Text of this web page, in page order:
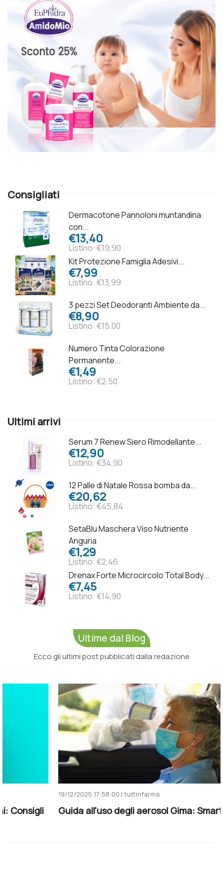
Consigliati
Dermacotone Pannoloni muntandina
con...
€13,40
Listino: €19,90
Kit Protezione Famiglia Adesivi...
€7,99
Listino: €13,99
3 pezzi Set Deodoranti Ambiente da...
€8,90
Listino: €15,00
Numero Tinta Colorazione
Permanente...
€1,49
Listino: €2,50
Ultimi arrivi
Serum 7 Renew Siero Rimodellante...
€12,90
Listino: €34,90
12 Palle di Natale Rossa bomba da...
€20,62
Listino: €45,84
SetaBlu Maschera Viso Nutriente
Anguria
€1,29
Listino: €2,46
Drenax Forte Microcircolo Total Body...
€7,45
Listino: €14,90
Ultime dal Blog
Ecco gli ultimi post pubblicati dalla redazione
19/12/2025 17:58:00 | tuttinfarma
Guida all'uso degli aerosol Gima: Smart e Mesh ...